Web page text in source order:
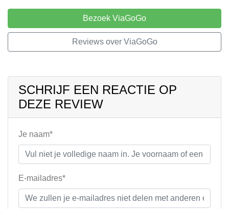
Bezoek ViaGoGo
Reviews over ViaGoGo
SCHRIJF EEN REACTIE OP
DEZE REVIEW
Je naam*
E-mailadres*